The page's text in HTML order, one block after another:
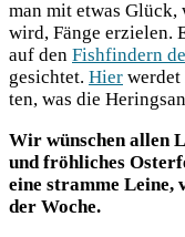
man mit etwas Glück,
wird, Fän­ge erzie­len.
auf den Fish­fin­dern
gesich­tet. Hier
ten, was die
Wir wün­schen allen
und fröh­li­ches
eine stram­me Lei­ne,
der Woche.